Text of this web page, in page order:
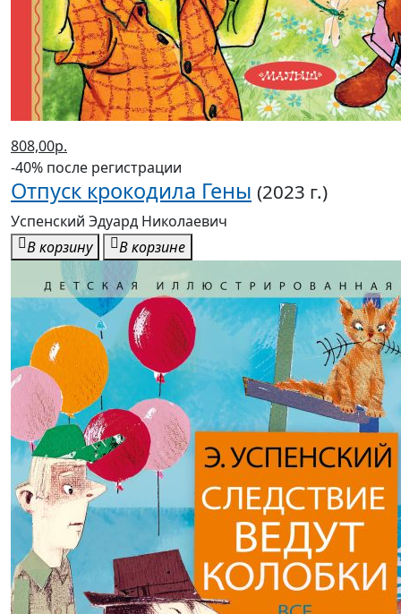
808,00р.
-40% после регистрации
Отпуск крокодила Гены
Успенский Эдуард Николаевич
В корзину
В корзине